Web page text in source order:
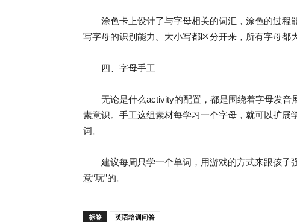
涂色卡上设计了与字母相关的词汇，涂色的过程
写字母的识别能力。大小写都区分开来，所有字母都
四、字母手工
无论是什么activity的配置，都是围绕着字母发音
素意识。手工这组素材每学习一个字母，就可以扩展
词。
建议每周只学一个单词，用游戏的方式来跟孩子
意“玩”的。
标签 英语培训问答